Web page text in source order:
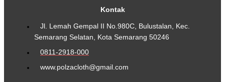
Kontak
Jl. Lemah Gempal II No.980C, Bulustalan, Kec.
Semarang Selatan, Kota Semarang 50246
0811-2918-000
www.polzacloth@gmail.com